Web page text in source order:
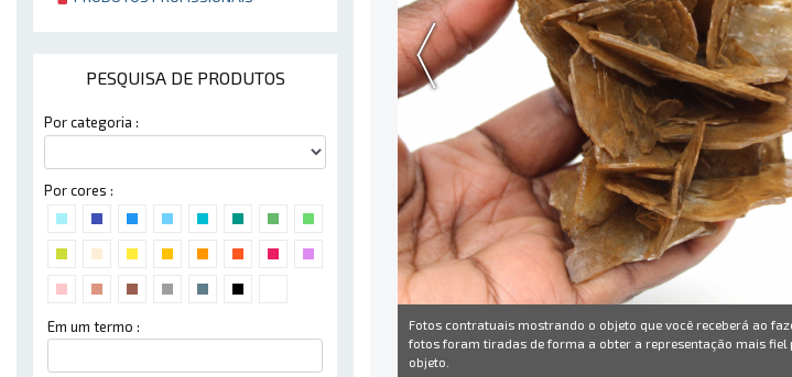
PESQUISA DE PRODUTOS
Por categoria :
Por cores :
Em um termo :
Fotos contratuais mostrando o objeto que você receberá ao
fotos foram tiradas de forma a obter a representação mais fiel
objeto.